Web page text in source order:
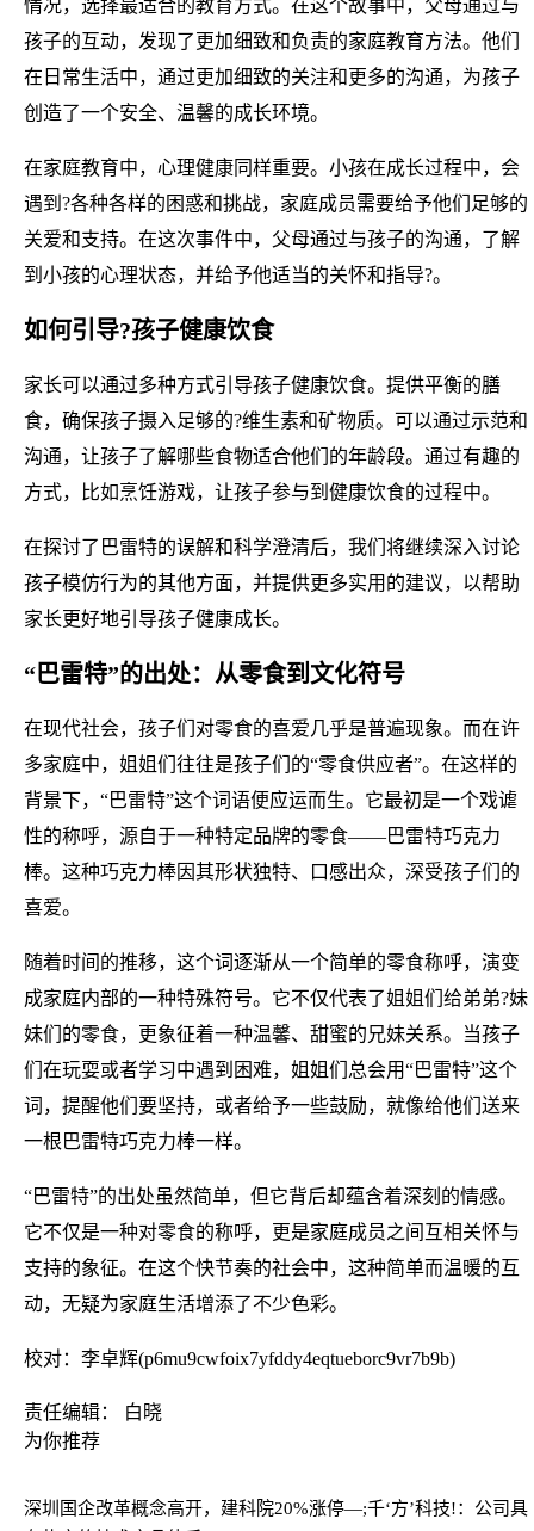
情况，选择最适合的教育方式。在这个故事中，父母通过与
孩子的互动，发现了更加细致和负责的家庭教育方法。他们
在日常生活中，通过更加细致的关注和更多的沟通，为孩子
创造了一个安全、温馨的成长环境。
在家庭教育中，心理健康同样重要。小孩在成长过程中，会
遇到?各种各样的困惑和挑战，家庭成员需要给予他们足够的
关爱和支持。在这次事件中，父母通过与孩子的沟通，了解
到小孩的心理状态，并给予他适当的关怀和指导?。
如何引导?孩子健康饮食
家长可以通过多种方式引导孩子健康饮食。提供平衡的膳
食，确保孩子摄入足够的?维生素和矿物质。可以通过示范和
沟通，让孩子了解哪些食物适合他们的年龄段。通过有趣的
方式，比如烹饪游戏，让孩子参与到健康饮食的过程中。
在探讨了巴雷特的误解和科学澄清后，我们将继续深入讨论
孩子模仿行为的其他方面，并提供更多实用的建议，以帮助
家长更好地引导孩子健康成长。
“巴雷特”的出处：从零食到文化符号
在现代社会，孩子们对零食的喜爱几乎是普遍现象。而在许
多家庭中，姐姐们往往是孩子们的“零食供应者”。在这样的
背景下，“巴雷特”这个词语便应运而生。它最初是一个戏谑
性的称呼，源自于一种特定品牌的零食——巴雷特巧克力
棒。这种巧克力棒因其形状独特、口感出众，深受孩子们的
喜爱。
随着时间的推移，这个词逐渐从一个简单的零食称呼，演变
成家庭内部的一种特殊符号。它不仅代表了姐姐们给弟弟?妹
妹们的零食，更象征着一种温馨、甜蜜的兄妹关系。当孩子
们在玩耍或者学习中遇到困难，姐姐们总会用“巴雷特”这个
词，提醒他们要坚持，或者给予一些鼓励，就像给他们送来
一根巴雷特巧克力棒一样。
“巴雷特”的出处虽然简单，但它背后却蕴含着深刻的情感。
它不仅是一种对零食的称呼，更是家庭成员之间互相关怀与
支持的象征。在这个快节奏的社会中，这种简单而温暖的互
动，无疑为家庭生活增添了不少色彩。
校对：李卓辉(p6mu9cwfoix7yfddy4eqtueborc9vr7b9b)
责任编辑： 白晓
为你推荐
深圳国企改革概念高开，建科院20%涨停—;千‘方’科技!：公司具